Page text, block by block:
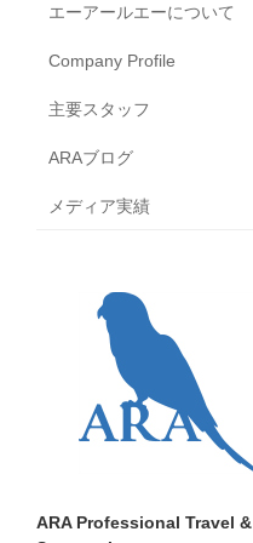
エーアールエーについて
Company Profile
主要スタッフ
ARAブログ
メディア実績
ARA Professional Travel &